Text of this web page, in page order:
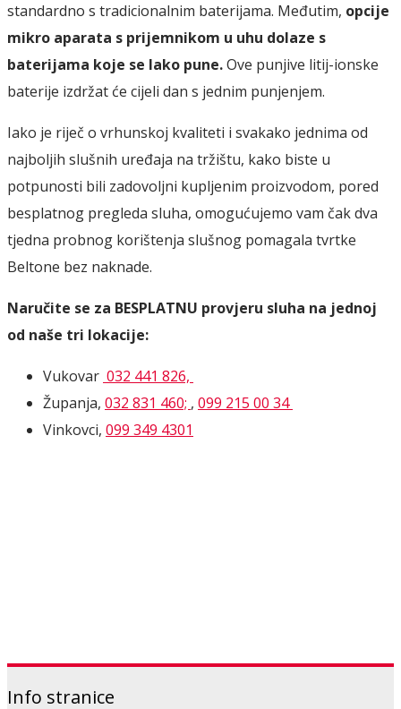
standardno s tradicionalnim baterijama. Međutim, opcije
mikro aparata s prijemnikom u uhu dolaze s
baterijama koje se lako pune.Ove punjive litij-ionske
baterije izdržat će cijeli dan s jednim punjenjem.
Iako je riječ o vrhunskoj kvaliteti i svakako jednima od
najboljih slušnih uređaja na tržištu, kako biste u
potpunosti bili zadovoljni kupljenim proizvodom, pored
besplatnog pregleda sluha, omogućujemo vam čak dva
tjedna probnog korištenja slušnog pomagala tvrtke
Beltone bez naknade.
Naručite se za BESPLATNU provjeru sluha na jednoj
od naše tri lokacije:
Vukovar 032 441 826,
Županja, 032 831 460; , 099 215 00 34
Vinkovci, 099 349 4301
Info stranice